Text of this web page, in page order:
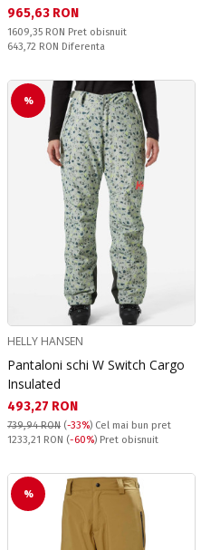
Текуща цена:
965,63 RON
Pret obisnuit:
1609,35 RON Pret obisnuit
Спестявате:
643,72 RON Diferenta
%
HELLY HANSEN
Pantaloni schi W Switch Cargo
Insulated
Текуща цена:
493,27 RON
739,94 RON (-33%) Cel mai bun pret
Pret obisnuit:
1233,21 RON (-60%) Pret obisnuit
%